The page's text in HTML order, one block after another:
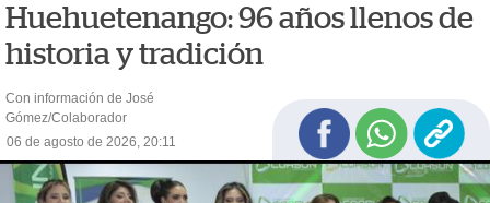
Huehuetenango: 96 años llenos de
historia y tradición
Con información de José
Gómez/Colaborador
06 de agosto de 2026, 20:11